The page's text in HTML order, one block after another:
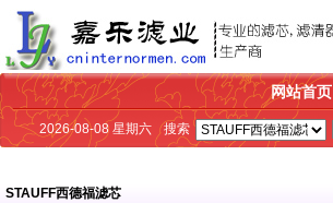
网站首页
2026-08-08 星期六 搜索
STAUFF西德福滤芯